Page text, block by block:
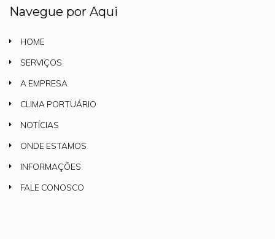
Navegue por Aqui
HOME
SERVIÇOS
A EMPRESA
CLIMA PORTUÁRIO
NOTÍCIAS
ONDE ESTAMOS
INFORMAÇÕES
FALE CONOSCO